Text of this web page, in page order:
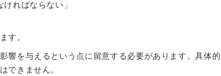
ればならない」
す。
響を与えるという点に留意する必要があります。具体
できません。